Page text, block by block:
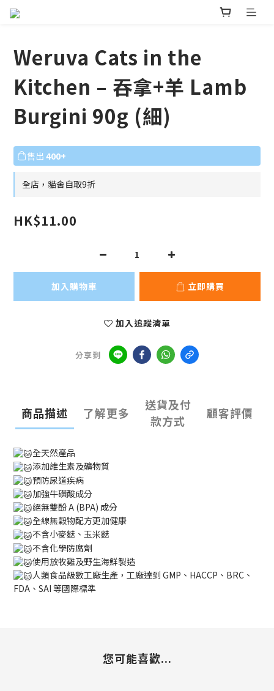
Weruva Cats in the
Kitchen – 吞拿+羊 Lamb
Burgini 90g (細)
售出 400+
全店，貓舍自取9折
HK$11.00
加入購物車 立即購買
加入追蹤清單
分享到
商品描述 了解更多
送貨及付
款方式
顧客評價
全天然產品
添加維生素及礦物質
預防尿道疾病
加強牛磺酸成分
絕無雙酚 A (BPA) 成分
全線無穀物配方更加健康
不含小麥麩、玉米麩
不含化學防腐劑
使用放牧雞及野生海鮮製造
人類食品級數工廠生產，工廠達到 GMP、HACCP、BRC、
FDA、SAI 等國際標準
您可能喜歡...